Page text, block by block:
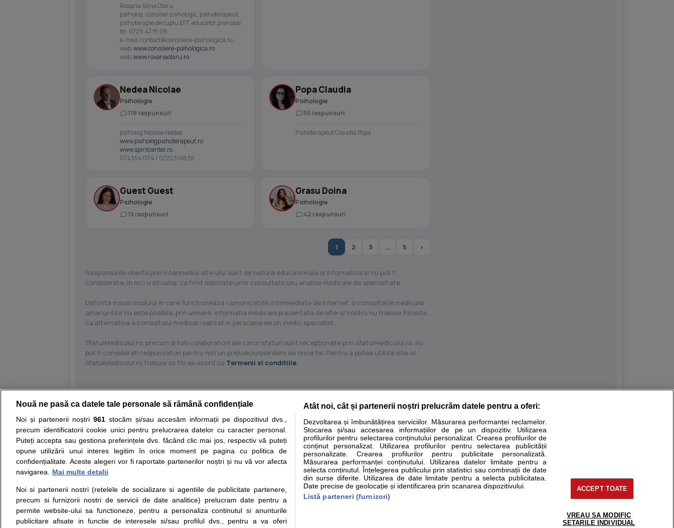
Roxana Alina Olaru
psiholog, consilier psihologic, psihoterapeut,
psihoterapie de cuplu EFT, educator prenatal
tel. 0728.47.15.06
e-mail:contact@consiliere-psihologica.ro
web:www.consiliere-psihologica.ro
web:www.roxanaolaru.ro
Nedea Nicolae
Psihologie
118 raspunsuri
psiholog Nicolae Nedea
www.psihologpsihoterapeut.ro
www.spiritcenter.ro
0743541374 / 0720319838
Popa Claudia
Psihologie
55 raspunsuri
Psihoterapeut Claudia Popa
Guest Guest
Psihologie
15 raspunsuri
Grasu Doina
Psihologie
42 raspunsuri
1 2 3 … 5 ›
Raspunsurile oferite prin intermediul site-ului sunt de natura educationala si informativa si nu pot fi
considerate, in nici o situatie, ca fiind asimilate unor consultatii sau analize medicale de specialitate.
Datorita insusi modului in care functioneaza comunicatiile intermediate de internet, o consultatie medicala
amanuntita nu este posibila, prin urmare, informatia medicala prezentata de site-ul nostru nu trebuie folosita
ca alternativa a consultului medical realizat in persoana de un medic specialist.
SfatulMedicului.ro, precum si toti colaboratorii ale caror sfaturi sunt recepţionate prin sfatulmedicului.ro, nu
pot fi considerati raspunzatori pentru nici un prejudiciu/pierdere de orice fel. Pentru a putea utiliza site-ul
SfatulMedicului.ro trebuie sa fiti de acord cu Termenii si conditiile.
Resurse: Autoevaluare simptome Interpretare analize Specialitati medicale
Opiniile avizate ale medicilor, sfaturile si orice alte informatii despre sanatate disponibile pe sfatulmedicului.ro au scop informativ si educational. Ele nu pot substitui consultul medical direct si
nici diagnosticul stabilit in urma investigatiilor si analizelor medicale. Va sfatuim, ca pe langa informatia primita pe sfatulmedicului.ro sa consultati fie medicul Dvs., fie unul dintre medicii pe care
ii punem la dispozitie pentru programare in sistemul de programari la medic Clickmed.
Despre noi
Contact
Intrebari frecvente
Consultanti
Termeni si conditii
Politica de
confidentialitate
Politica de cookie
Drepturile consumatorului
Protectia consumatorilor -
ANPC
Solutionarea Alternativa a
Litigiilor
Parteneri
Inscriere clinica
Pentru pacient
support@sfatulmedicului.ro
Nouă ne pasă ca datele tale personale să rămână confidențiale
Noi și partenerii noștri 961stocăm și/sau accesăm informații pe dispozitivul dvs.,
precum identificatorii cookie unici pentru prelucrarea datelor cu caracter personal.
Puteți accepta sau gestiona preferințele dvs. făcând clic mai jos, respectiv vă puteți
opune utilizării unui interes legitim în orice moment pe pagina cu politica de
confidențialitate. Aceste alegeri vor fi raportate partenerilor noștri și nu vă vor afecta
navigarea.
Mai multe detalii
Noi si partenerii nostri (retelele de socializare si agentiile de publicitate partenere,
precum si furnizorii nostri de servicii de date analitice) prelucram date pentru a
permite website-ului sa functioneze, pentru a personaliza continutul si anunturile
publicitare afisate in functie de interesele si/sau profilul dvs., pentru a va oferi
Atât noi, cât și partenerii noștri prelucrăm datele pentru a oferi:
Dezvoltarea și îmbunătățirea serviciilor. Măsurarea performanței reclamelor.
Stocarea și/sau accesarea informațiilor de pe un dispozitiv. Utilizarea
profilurilor pentru selectarea conținutului personalizat. Crearea profilurilor de
conținut personalizat. Utilizarea profilurilor pentru selectarea publicității
personalizate. Crearea profilurilor pentru publicitate personalizată.
Măsurarea performanței conținutului. Utilizarea datelor limitate pentru a
selecta conținutul. Înțelegerea publicului prin statistici sau combinații de date
din surse diferite. Utilizarea de date limitate pentru a selecta publicitatea.
Date precise de geolocație și identificarea prin scanarea dispozitivului.
Listă parteneri (furnizori)
ACCEPT TOATE
VREAU SA MODIFIC
SETARILE INDIVIDUAL